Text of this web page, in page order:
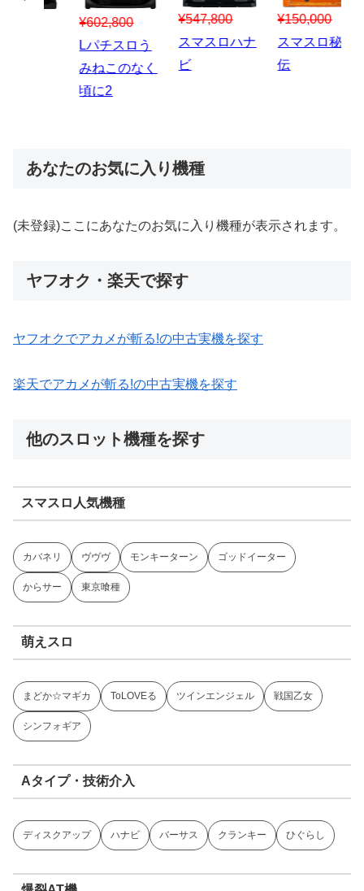
¥547,800
スマスロハナ
¥150,000
スマスロ秘宝
伝
¥1,867,800
Lパチスロ 炎
炎ノ消防隊2
あなたのお気に入り機種
(未登録)ここにあなたのお気に入り機種が表示されます。
ヤフオク・楽天で探す
ヤフオクでアカメが斬る!の中古実機を探す
楽天でアカメが斬る!の中古実機を探す
他のスロット機種を探す
スマスロ人気機種
カバネリ ヴヴヴ モンキーターン ゴッドイーター
からサー 東京喰種
萌えスロ
まどか☆マギカ ToLOVEる ツインエンジェル 戦国乙女
シンフォギア
Aタイプ・技術介入
ディスクアップ ハナビ バーサス クランキー ひぐらし